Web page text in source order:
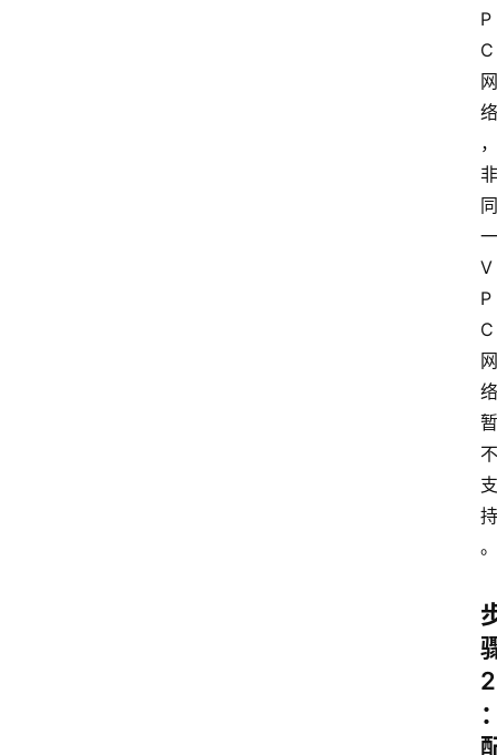
P
C
网
络
，
非
同
一
V
P
C
网
络
暂
不
支
持
。
2